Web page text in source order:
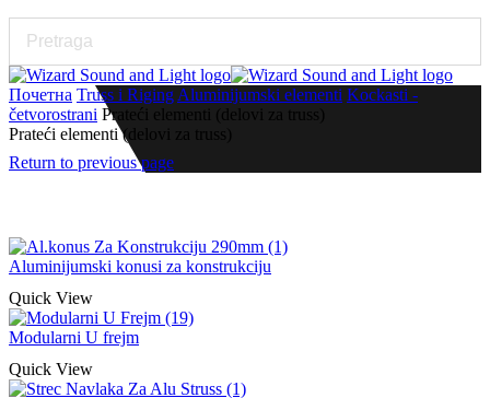
Почетна Truss i Riging Aluminijumski elementi Kockasti -
četvorostrani Prateći elementi (delovi za truss)
Prateći elementi (delovi za truss)
Return to previous page
Aluminijumski konusi za konstrukciju
Quick View
Modularni U frejm
Quick View